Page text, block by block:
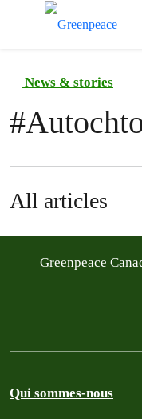
News & stories
#
All articles
Greenpeace
Qui sommes-nous